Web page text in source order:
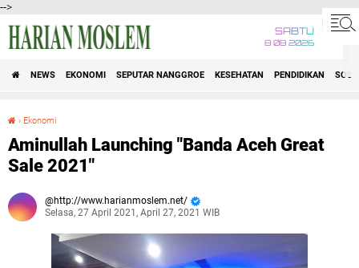
-->
SABTU
8 08 2026
NEWS EKONOMI SEPUTAR NANGGROE KESEHATAN PENDIDIKAN
› Ekonomi
Aminullah Launching "Banda Aceh Great
Sale 2021"
http://www.harianmoslem.net/
Selasa, 27 April 2021, April 27, 2021 WIB